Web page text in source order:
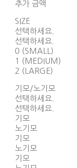
추가 금액
SIZE
선택하세요.
선택하세요.
0 (SMALL)
1 (MEDIUM)
2 (LARGE)
기모/노기모
선택하세요.
선택하세요.
기모
노기모
기모
노기모
기모